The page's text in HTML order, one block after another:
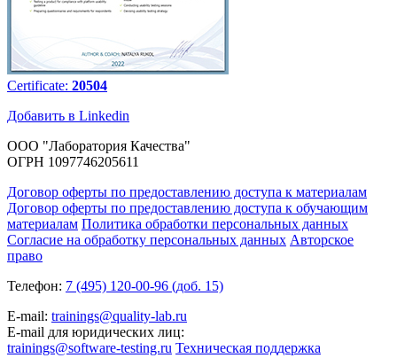
Certificate: 20504
Добавить в Linkedin
ООО "Лаборатория Качества"
ОГРН 1097746205611
Договор оферты по предоставлению доступа к материалам
Договор оферты по предоставлению доступа к обучающим
материалам Политика обработки персональных данных
Согласие на обработку персональных данных Авторское
право
Телефон: 7 (495) 120-00-96 (доб. 15)
E-mail: trainings@quality-lab.ru
E-mail для юридических лиц:
trainings@software-testing.ru Техническая поддержка